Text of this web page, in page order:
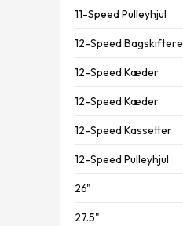
11-Speed Pulleyhjul
12-Speed Bagskiftere
12-Speed Kæder
12-Speed Kæder
12-Speed Kassetter
12-Speed Pulleyhjul
26"
27.5"